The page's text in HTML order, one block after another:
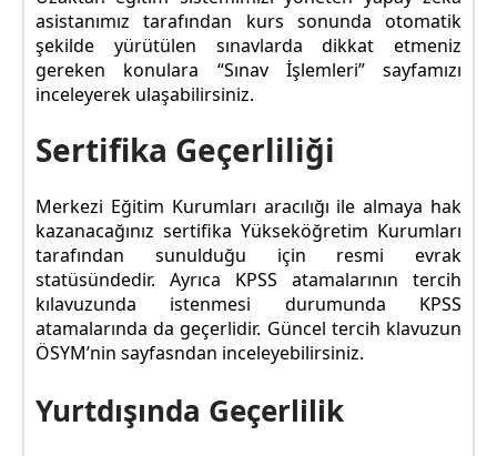
asistanımız tarafından kurs sonunda otomatik
şekilde yürütülen sınavlarda dikkat etmeniz
gereken konulara “Sınav İşlemleri” sayfamızı
inceleyerek ulaşabilirsiniz.
Sertifika Geçerliliği
Merkezi Eğitim Kurumları aracılığı ile almaya hak
kazanacağınız sertifika Yükseköğretim Kurumları
tarafından sunulduğu için resmi evrak
statüsündedir. Ayrıca KPSS atamalarının tercih
kılavuzunda istenmesi durumunda KPSS
atamalarında da geçerlidir. Güncel tercih klavuzun
ÖSYM’nin sayfasndan inceleyebilirsiniz.
Yurtdışında Geçerlilik